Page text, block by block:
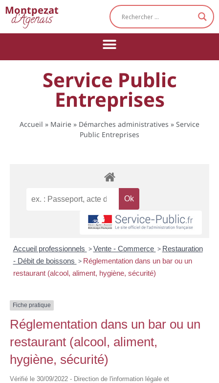
Montpezat
d'Agenais
Service Public
Entreprises
Accueil » Mairie » Démarches administratives » Service
Public Entreprises
Accueil professionnels > Vente - Commerce > Restauration
- Débit de boissons > Réglementation dans un bar ou un
restaurant (alcool, aliment, hygiène, sécurité)
Fiche pratique
Réglementation dans un bar ou un
restaurant (alcool, aliment,
hygiène, sécurité)
Vérifié le 30/09/2022 - Direction de l'information légale et
Cookies management panel